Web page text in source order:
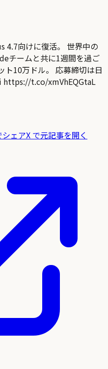
4.7向けに復活。 世界中の
チームと共に1週間を過ご
ト10万ドル。 応募締切は日
t.co/xmVhEQGtaL
シェアX で元記事を開く